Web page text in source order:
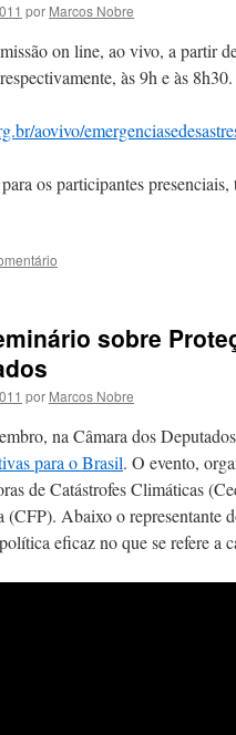
por Marcos Nobre
on line, ao vivo, a partir
às 9h e às 8h30.
aovivo/
os participantes
sobre
por Marcos Nobre
na Câmara dos
para o Brasil. O evento,
de Catástrofes Climáticas
(CFP). Abaixo o representante
eficaz no que se refere a